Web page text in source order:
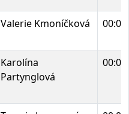
Valerie Kmoníčková
Karolína
Partynglová